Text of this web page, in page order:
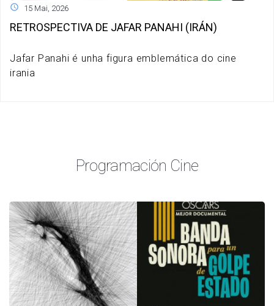
15 Mai, 2026
RETROSPECTIVA DE JAFAR PANAHI (IRÁN)
Jafar Panahi é unha figura emblemática do cine
irania
Programación Cine